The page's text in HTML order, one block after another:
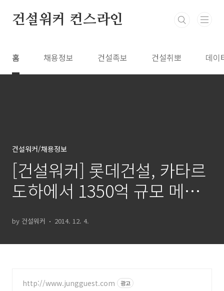
건설워커 컨스라인
홈 채용정보 건설족보 건설취뽀 데이
건설워커/채용정보
[건설워커] 롯데건설, 카타르
도하에서 1350억 규모 메트
by 건설워커 2014. 12. 4.
http://www.jungguest.com 광고